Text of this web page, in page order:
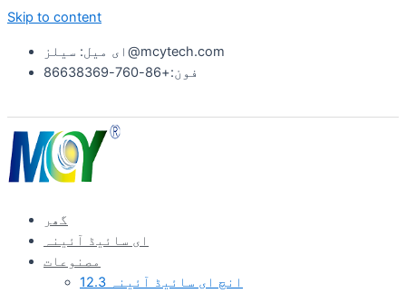
Skip to content
ای میل: سیلز@mcytech.com
فون:+86-760-86638369
گھر
ای سائیڈ آئینہ
مصنوعات
12.3 انچ ای سائیڈ آئینہ